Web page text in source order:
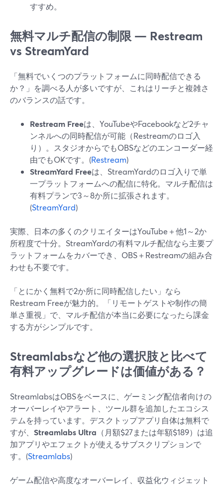
すすめ。
無料マルチ配信の制限 — Restream
vs StreamYard
「無料でいくつのプラットフォームに同時配信できる
か？」を調べる人が多いですが、これはリーチと複雑さ
のバランスの話です。
Restream Freeは、YouTubeやFacebookなど2チャ
ンネルへの同時配信が可能（Restreamのロゴ入
り）。スタジオからでもOBSなどのエンコーダー経
由でもOKです。(Restream)
StreamYard Freeは、StreamYardのロゴ入りで単
一プラットフォームへの配信に特化。マルチ配信は
有料プランで3～8か所に拡張されます。
(StreamYard)
実際、日本の多くのクリエイターはYouTube＋他1～2か
所程度で十分。StreamYardの有料マルチ配信なら主要プ
ラットフォームをカバーでき、OBS＋Restreamの組み合
わせも不要です。
「とにかく無料で2か所に同時配信したい」なら
Restream Freeが魅力的。「リモートゲストや制作の簡
単さ重視」で、マルチ配信が本当に必要になったら課金
する方がシンプルです。
Streamlabsなど他の選択肢と比べて
有料アップグレードは価値がある？
StreamlabsはOBSをベースに、ゲーミング配信者向けの
オーバーレイやアラート、ツール群を追加したエコシス
テムを持っています。デスクトップアプリ自体は無料で
すが、 Streamlabs Ultra （月額$27または年額$189）は追
加アプリやエフェクトが使えるサブスクリプションで
す。(Streamlabs)
ゲーム配信や高度なオーバーレイ、収益化ウィジェット